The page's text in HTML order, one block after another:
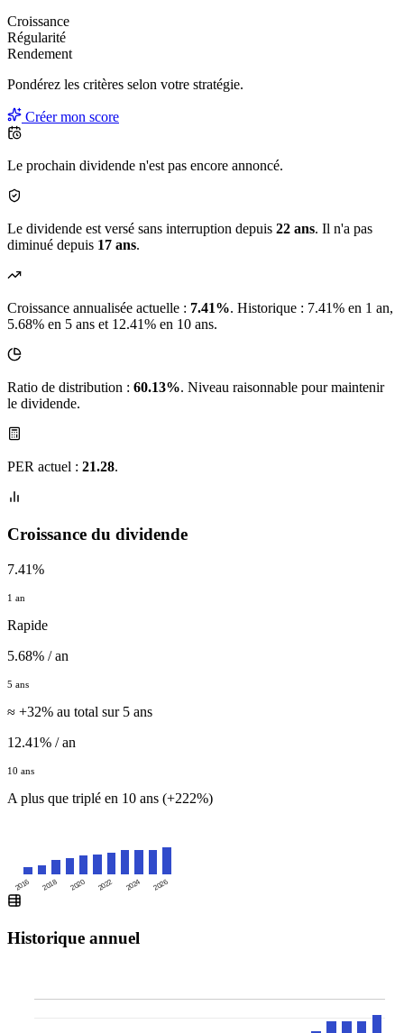
Croissance
Régularité
Rendement
Pondérez les critères selon votre stratégie.
Créer mon score
Le prochain dividende n'est pas encore annoncé.
Le dividende est versé sans interruption depuis 22 ans. Il n'a pas
diminué depuis 17 ans.
Croissance annualisée actuelle : 7.41%. Historique : 7.41% en 1 an,
5.68% en 5 ans et 12.41% en 10 ans.
Ratio de distribution : 60.13%. Niveau raisonnable pour maintenir
le dividende.
PER actuel : 21.28.
Croissance du dividende
7.41%
1 an
Rapide
5.68% / an
5 ans
≈ +32% au total sur 5 ans
12.41% / an
10 ans
A plus que triplé en 10 ans (+222%)
2016 2018 2020 2022 2024 2026
Historique annuel